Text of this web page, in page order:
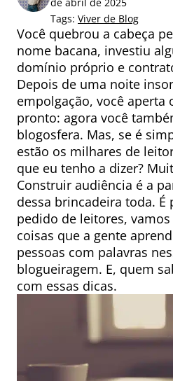
r
o
r
:
Tags: Viver de Blog
Você quebrou a cabeça
nome bacana, investiu
domínio próprio e
Depois de uma noite
empolgação, você aperta
pronto: agora você
blogosfera. Mas, se é
estão os milhares de
que eu tenho a dizer?
Construir audiência é a
dessa brincadeira toda. É
pedido de leitores,
coisas que a gente
pessoas com palavras
blogueiragem. E, quem
com essas dicas.